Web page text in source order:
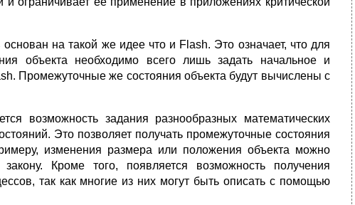
на такой же идее что и Flash. Это означает, что для
объекта необходимо всего лишь задать начальное и
Промежуточные же состояния объекта будут вычислены с
возможность задания разнообразных математических
Это позволяет получать промежуточные состояния
изменения размера или положения объекта можно
Кроме того, появляется возможность получения
так как многие из них могут быть описать с помощью